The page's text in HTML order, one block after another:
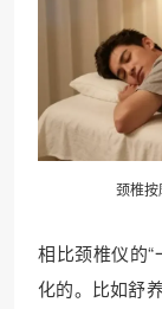
颈椎
相比颈椎仪的
化的。比如舒